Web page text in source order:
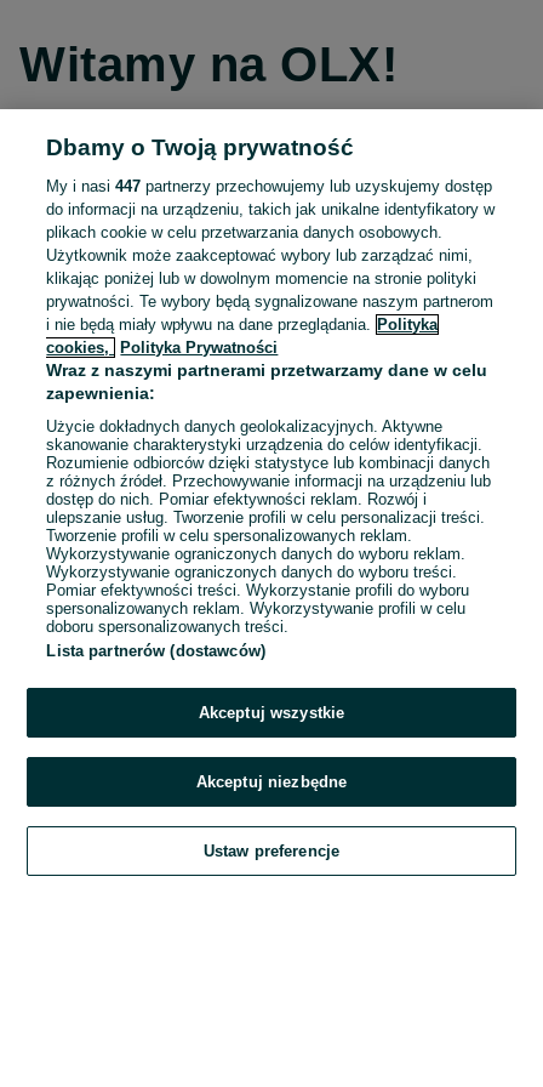
Witamy na OLX!
Kontynuuj przez Facebooka
Kontynuuj przez konto Apple
Kontynuuj przez konto Google
LUB
E-mail
Hasło
Zaloguj się
Kontynuując za pośrednictwem jednego z dostawców wskazanych powyżej,
OLX.pl w jego aktualnym brzmieniu.
Dbamy o Twoją prywatność
My i nasi447 partnerzy przechowujemy lub uzyskujemy dostęp
do informacji na urządzeniu, takich jak unikalne identyfikatory w
plikach cookie w celu przetwarzania danych osobowych.
Użytkownik może zaakceptować wybory lub zarządzać nimi,
klikając poniżej lub w dowolnym momencie na stronie polityki
prywatności. Te wybory będą sygnalizowane naszym partnerom
i nie będą miały wpływu na dane przeglądania.
Polityka
cookies,
Polityka Prywatności
Wraz z naszymi partnerami przetwarzamy dane w celu
zapewnienia:
Użycie dokładnych danych geolokalizacyjnych. Aktywne
skanowanie charakterystyki urządzenia do celów identyfikacji.
Rozumienie odbiorców dzięki statystyce lub kombinacji danych
z różnych źródeł. Przechowywanie informacji na urządzeniu lub
dostęp do nich. Pomiar efektywności reklam. Rozwój i
ulepszanie usług. Tworzenie profili w celu personalizacji treści.
Tworzenie profili w celu spersonalizowanych reklam.
Wykorzystywanie ograniczonych danych do wyboru reklam.
Wykorzystywanie ograniczonych danych do wyboru treści.
Pomiar efektywności treści. Wykorzystanie profili do wyboru
spersonalizowanych reklam. Wykorzystywanie profili w celu
doboru spersonalizowanych treści.
Lista partnerów (dostawców)
Akceptuj wszystkie
Akceptuj niezbędne
Ustaw preferencje